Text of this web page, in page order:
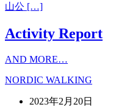
山公 […]
Activity Report
AND MORE…
NORDIC WALKING
2023年2月20日